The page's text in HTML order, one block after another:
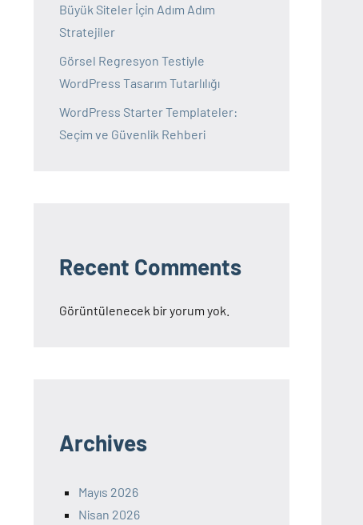
Büyük Siteler İçin Adım Adım
Stratejiler
Görsel Regresyon Testiyle
WordPress Tasarım Tutarlılığı
WordPress Starter Templateler:
Seçim ve Güvenlik Rehberi
Recent Comments
Görüntülenecek bir yorum yok.
Archives
Mayıs 2026
Nisan 2026